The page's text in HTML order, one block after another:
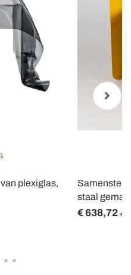
plexiglas,
staal
€ 638,72 €